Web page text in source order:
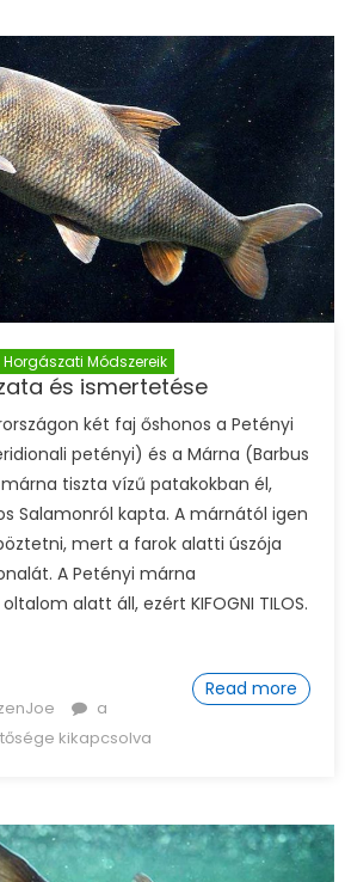
Módszereik
és ismertetése
két faj őshonos a Petényi
petényi) és a Márna (Barbus
tiszta vízű patakokban él,
Salamonról kapta. A márnától igen
mert a farok alatti úszója
A Petényi márna
alatt áll, ezért KIFOGNI TILOS.
Read more
Márna horgászata és
ismertetése bejegyzéshez
a
kikapcsolva